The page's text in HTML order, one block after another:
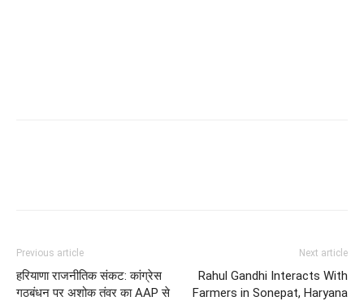
Previous article
हरियाणा राजनीतिक संकट: कांग्रेस
गठबंधन पर अशोक तंवर का AAP से
Next article
Rahul Gandhi Interacts With
Farmers in Sonepat, Haryana